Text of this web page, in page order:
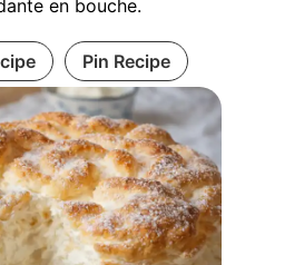
en bouche.
Pin Recipe